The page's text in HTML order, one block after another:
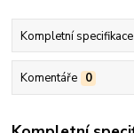
Kompletní specifikace
Komentáře 0